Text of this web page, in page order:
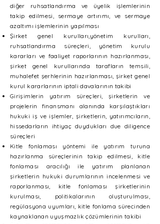
diğer ruhsatlandırma ve üyelik işlemlerinin
takip edilmesi, sermaye artırımı, ve sermaye
azaltımı işlemlerinin yapılması
Şirket genel kurulları,yönetim kurulları,
ruhsatlandırma süreçleri, yönetim kurulu
kararları ve faaliyet raporlarının hazırlanması,
şirket genel kurullarında tarafların temsili,
muhalefet şerhlerinin hazırlanması, şirket genel
kurul kararlarının iptali davalarının takibi
Girişimlerin yatırım süreçleri, şirketlerin ve
projelerin finansmanı alanında karşılaştıkları
hukuki iş ve işlemler, şirketlerin, yatırımcıların,
hissedarların ihtiyaç duydukları due diligence
süreçleri
Kitle fonlaması yöntemi ile yatırım turuna
hazırlanma süreçlerinin takip edilmesi, kitle
fonlaması aracılığı ile yatırım planlanan
şirketlerin hukuki durumlarının incelenmesi ve
raporlanması, kitle fonlaması şirketlerinin
kurulması, politikalarının oluşturulması,
regülasyona uyumları, kitle fonlama sürecinden
kaynaklanan uyuşmazlık çözümlerinin takibi